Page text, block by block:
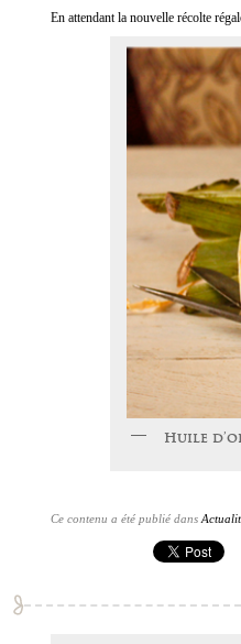
En attendant la nouvelle récolte
Huile
Ce contenu a été publié dans